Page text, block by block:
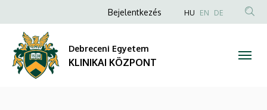
Belgyógyászati
Klinika
D
Épület
a
tartalomra
Anonim
fiók
menüje
Bejelentkezés HU EN DE
Debreceni Egyetem
KLINIKAI KÖZPONT